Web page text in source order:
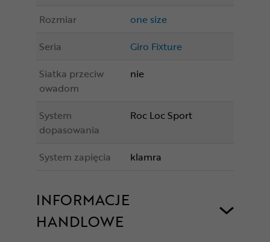
Rozmiar
one size
Seria
Giro Fixture
Siatka przeciw
owadom
nie
System
dopasowania
Roc Loc Sport
System zapięcia klamra
INFORMACJE
HANDLOWE